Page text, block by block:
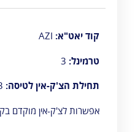
קוד יאט"א:
טרמינל:
תחילת הצ'ק-אין לטיסה:
אפשרות לצ'ק-אין מוקדם